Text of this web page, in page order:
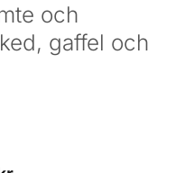
och
gaffel och